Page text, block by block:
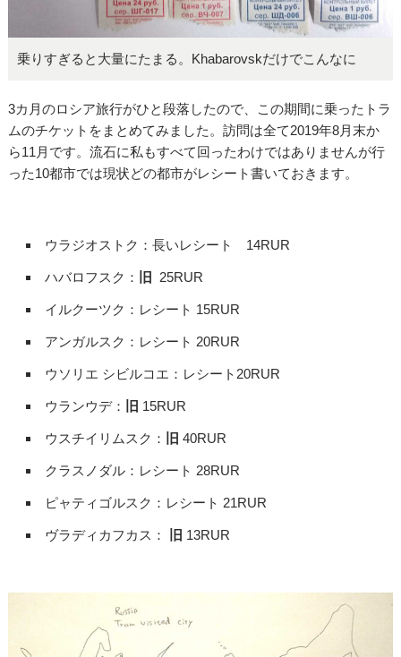
乗りすぎると大量にたまる。Khabarovskだけでこんなに
3カ月のロシア旅行がひと段落したので、この期間に乗ったトラ
ムのチケットをまとめてみました。訪問は全て2019年8月末か
ら11月です。流石に私もすべて回ったわけではありませんが行
った10都市では現状どの都市がレシート書いておきます。
ウラジオストク：長いレシート 14RUR
ハバロフスク： 旧 25RUR
イルクーツク：レシート 15RUR
アンガルスク：レシート 20RUR
ウソリエ シビルコエ：レシート20RUR
ウランウデ： 旧 15RUR
ウスチイリムスク： 旧 40RUR
クラスノダル：レシート 28RUR
ピャティゴルスク：レシート 21RUR
ヴラディカフカス： 旧 13RUR